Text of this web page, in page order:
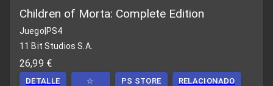
Children of Morta: Complete Edition
Juego PS4
11 Bit Studios S.A.
26,99 €
DETALLE ☆ PS STORE RELACIONADO